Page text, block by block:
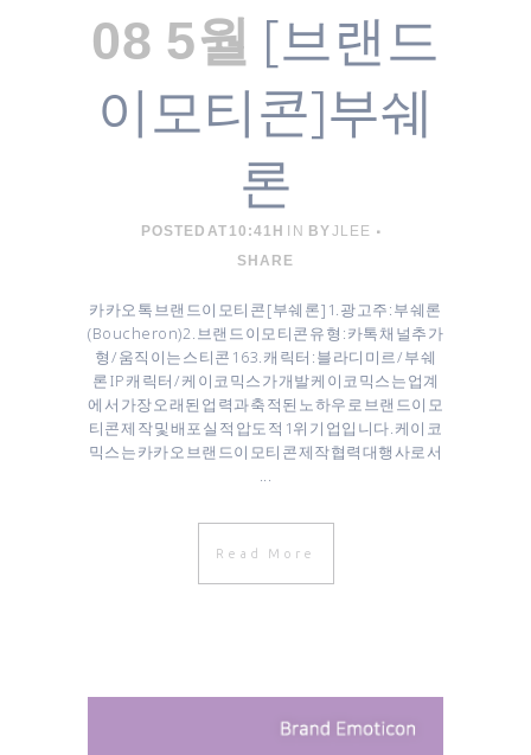
08 5월 [브랜드
이모티콘]부쉐
론
POSTED AT 10:41H IN BYJLEE
SHARE
카카오톡 브랜드이모티콘 [ 부쉐론 ] 1. 광고주 : 부쉐론
(Boucheron) 2. 브랜드 이모티콘 유형 : 카톡 채널추가
형 / 움직이는 스티콘 16 3. 캐릭터 : 블라디미르 / 부쉐
론 IP 캐릭터 / 케이코믹스가 개발 케이코믹스는 업계
에서 가장 오래된 업력과 축적된 노하우로 브랜드이모
티콘 제작 및 배포 실적 압도적 1위 기업입니다. 케이코
믹스는 카카오 브랜드이모티콘 제작협력대행사로서
...
Read More